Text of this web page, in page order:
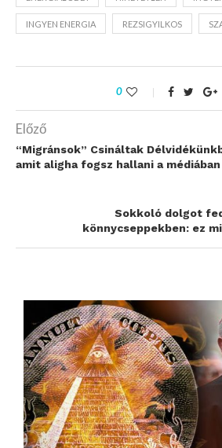
INGYEN ENERGIA REZSIGYILKOS
0
Előző
“Migránsok” Csináltak
amit aligha fogsz hallani a médiában
Sokkoló dolgot
könnycseppekben: ez